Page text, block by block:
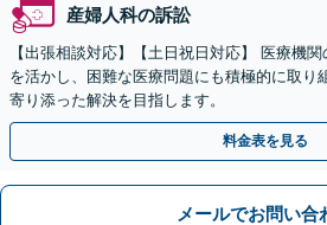
産婦人科の訴訟
【出張相談対応】【土日祝日対応】 医療機
を活かし、困難な医療問題にも積極的に取り
寄り添った解決を目指します。
料金表を見る
メールでお問い合